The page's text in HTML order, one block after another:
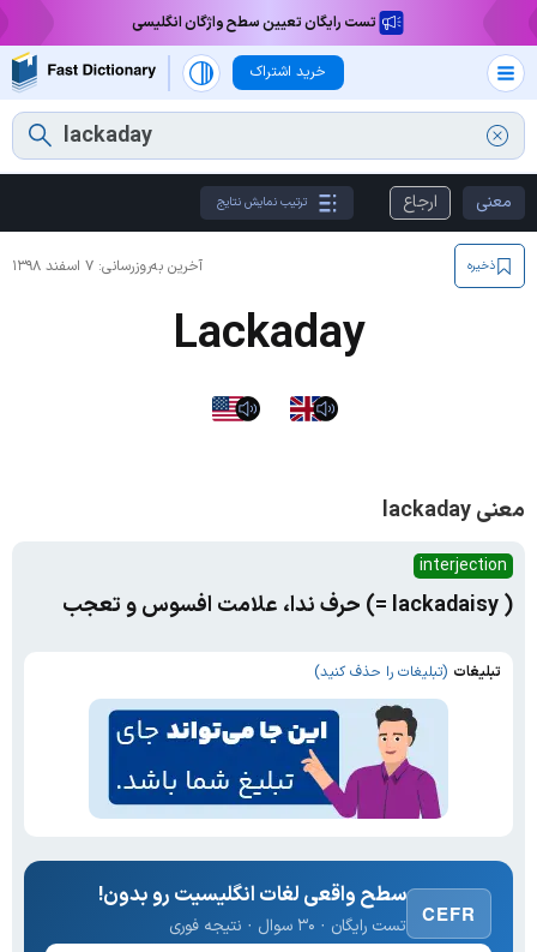
تست رایگان تعیین سطح واژگان انگلیسی
خرید اشتراک
معنی ارجاع ترتیب نمایش نتایج
آخرین به‌روزرسانی: ۷ اسفند ۱۳۹۸ ذخیره
Lackaday
معنی lackaday
interjection
( lackadaisy =) حرف ندا، علامت افسوس و تعجب
تبلیغات (تبلیغات را حذف کنید)
CEFR
سطح واقعی لغات انگلیسیت رو بدون!
تست رایگان · ۳۰ سوال · نتیجه فوری